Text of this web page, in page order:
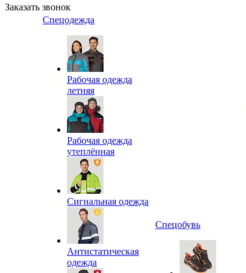
Заказать звонок
Спецодежда
Рабочая одежда
летняя
Рабочая одежда
утеплённая
Сигнальная одежда
Антистатическая
одежда
Спецобувь